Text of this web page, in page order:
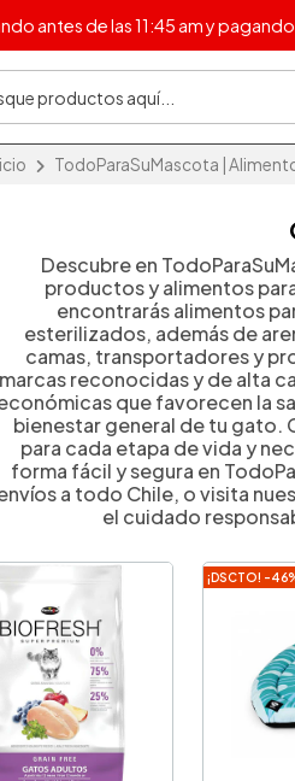
antes de las 11:45 am y
TodoParaSuMascota |
Descubre en
productos y alimentos
encontrarás alimentos
esterilizados, además de
camas, transportadores y
marcas reconocidas y de alta
que favorecen la
bienestar general de tu
para cada etapa de vida y
forma fácil y segura en
a todo Chile, o visita
el cuidado
¡DSCTO! -